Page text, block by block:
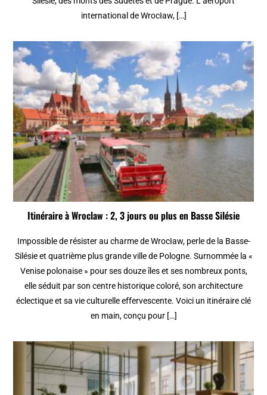
international de Wrocław, […]
Itinéraire à Wroclaw : 2, 3 jours ou plus en Basse Silésie
Impossible de résister au charme de Wrocław, perle de la Basse-
Silésie et quatrième plus grande ville de Pologne. Surnommée la «
Venise polonaise » pour ses douze îles et ses nombreux ponts,
elle séduit par son centre historique coloré, son architecture
éclectique et sa vie culturelle effervescente. Voici un itinéraire clé
en main, conçu pour […]